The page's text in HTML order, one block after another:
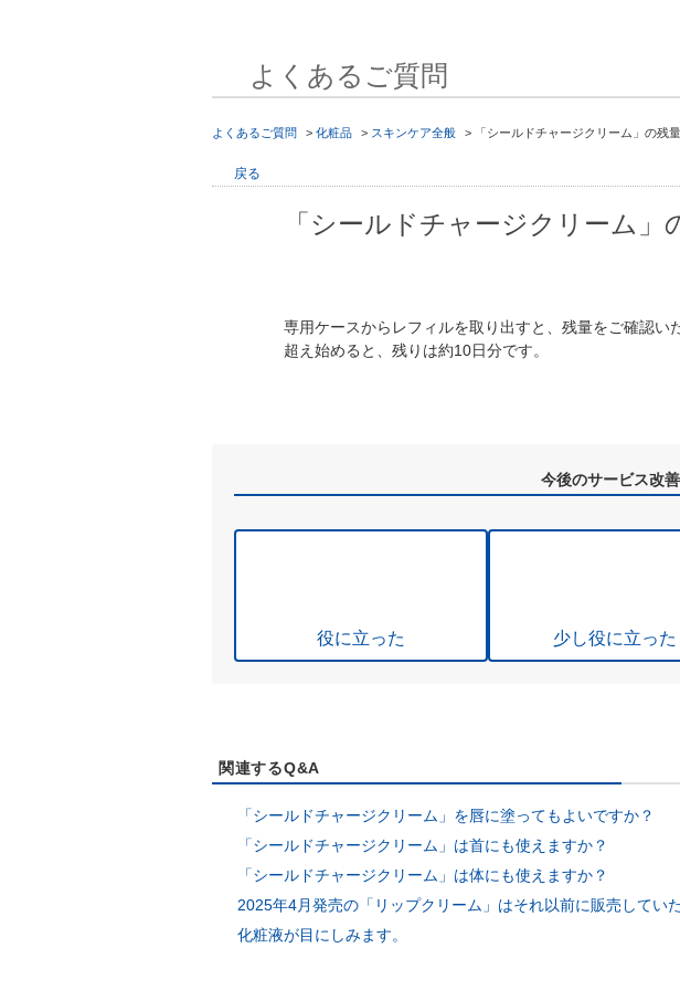
よくあるご質問
よくあるご質問 > 化粧品 > スキンケア全般 > 「シールドチャージクリーム」の残
戻る
「シールドチャージクリーム
専用ケースからレフィルを取り出すと、残量をご確認
超え始めると、残りは約10日分です。
今後のサービス改
役に立った 少し役に立った
関連するQ&A
「シールドチャージクリーム」を唇に塗ってもよいですか？
「シールドチャージクリーム」は首にも使えますか？
「シールドチャージクリーム」は体にも使えますか？
2025年4月発売の「リップクリーム」はそれ以前に販売してい
化粧液が目にしみます。